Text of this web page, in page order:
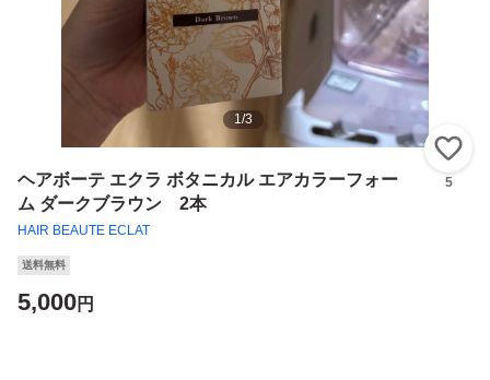
1/3
ヘアボーテ エクラ ボタニカル エアカラーフォー
ム ダークブラウン 2本
HAIR BEAUTE ECLAT
5
送料無料
5,000円